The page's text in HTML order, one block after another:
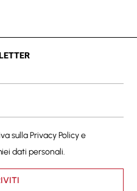
sullaPrivacy Policye
dati personali.